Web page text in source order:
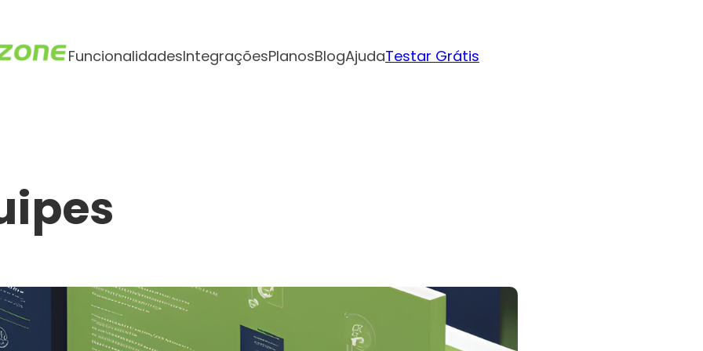
FuncionalidadesIntegraçõesPlanosBlogAjudaTestar Grátis